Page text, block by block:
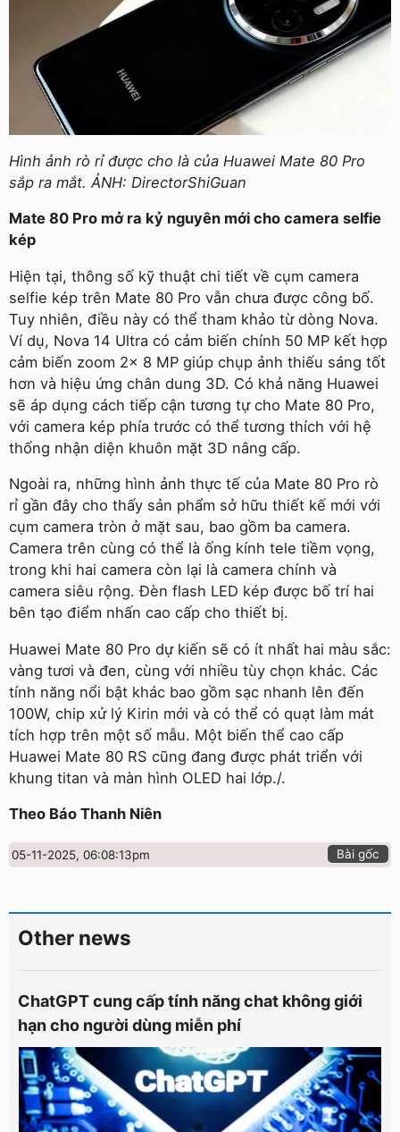
Hình ảnh rò rỉ được cho là của Huawei Mate 80 Pro
sắp ra mắt. ẢNH: DirectorShiGuan
Mate 80 Pro mở ra kỷ nguyên mới cho camera selfie
kép
Hiện tại, thông số kỹ thuật chi tiết về cụm camera
selfie kép trên Mate 80 Pro vẫn chưa được công bố.
Tuy nhiên, điều này có thể tham khảo từ dòng Nova.
Ví dụ, Nova 14 Ultra có cảm biến chính 50 MP kết hợp
cảm biến zoom 2x 8 MP giúp chụp ảnh thiếu sáng tốt
hơn và hiệu ứng chân dung 3D. Có khả năng Huawei
sẽ áp dụng cách tiếp cận tương tự cho Mate 80 Pro,
với camera kép phía trước có thể tương thích với hệ
thống nhận diện khuôn mặt 3D nâng cấp.
Ngoài ra, những hình ảnh thực tế của Mate 80 Pro rò
rỉ gần đây cho thấy sản phẩm sở hữu thiết kế mới với
cụm camera tròn ở mặt sau, bao gồm ba camera.
Camera trên cùng có thể là ống kính tele tiềm vọng,
trong khi hai camera còn lại là camera chính và
camera siêu rộng. Đèn flash LED kép được bố trí hai
bên tạo điểm nhấn cao cấp cho thiết bị.
Huawei Mate 80 Pro dự kiến sẽ có ít nhất hai màu sắc:
vàng tươi và đen, cùng với nhiều tùy chọn khác. Các
tính năng nổi bật khác bao gồm sạc nhanh lên đến
100W, chip xử lý Kirin mới và có thể có quạt làm mát
tích hợp trên một số mẫu. Một biến thể cao cấp
Huawei Mate 80 RS cũng đang được phát triển với
khung titan và màn hình OLED hai lớp./.
Theo Báo Thanh Niên
05-11-2025, 06:08:13pm Bài gốc
Other news
ChatGPT cung cấp tính năng chat không giới
hạn cho người dùng miễn phí